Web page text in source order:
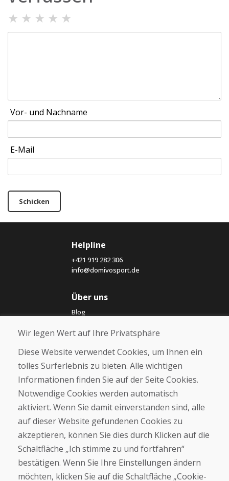
★ ★ ★ ★ ★
Vor- und Nachname
E-Mail
Schicken
Helpline
+421 919 282 306
info@domivosport.de
Über uns
Blog
Geschäft
Kaufen
E-Shop
Impressum
Geschäftsbedingungen
Zahlung
Beschwerde
Rückgabe und Umtausch von Waren
Cookies
Wir legen Wert auf Ihre Privatsphäre
Diese Website verwendet Cookies, um Ihnen ein
tolles Surferlebnis zu bieten. Alle wichtigen
Informationen finden Sie auf der Seite Cookies.
Notwendige Cookies werden automatisch
aktiviert. Wenn Sie damit einverstanden sind, alle
auf dieser Website gefundenen Cookies zu
akzeptieren, können Sie dies durch Klicken auf die
Schaltfläche „Ich stimme zu und fortfahren“
bestätigen. Wenn Sie Ihre Einstellungen ändern
möchten, klicken Sie auf die Schaltfläche „Cookie-